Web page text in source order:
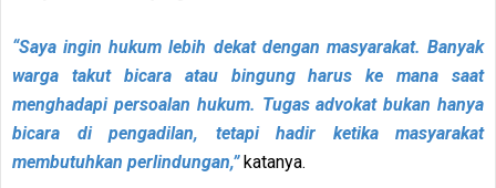
“Saya ingin hukum lebih dekat dengan masyarakat. Banyak
warga takut bicara atau bingung harus ke mana saat
menghadapi persoalan hukum. Tugas advokat bukan hanya
bicara di pengadilan, tetapi hadir ketika masyarakat
membutuhkan perlindungan,”katanya.